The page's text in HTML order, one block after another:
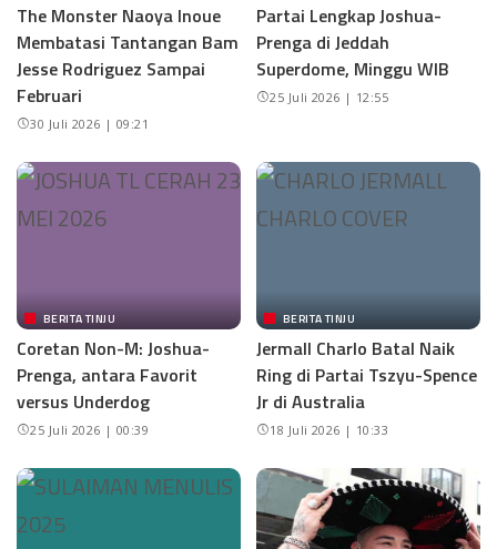
The Monster Naoya Inoue
Membatasi Tantangan Bam
Jesse Rodriguez Sampai
Februari
30 Juli 2026 | 09:21
Partai Lengkap Joshua-
Prenga di Jeddah
Superdome, Minggu WIB
25 Juli 2026 | 12:55
BERITA TINJU
Coretan Non-M: Joshua-
Prenga, antara Favorit
versus Underdog
25 Juli 2026 | 00:39
BERITA TINJU
Jermall Charlo Batal Naik
Ring di Partai Tszyu-Spence
Jr di Australia
18 Juli 2026 | 10:33